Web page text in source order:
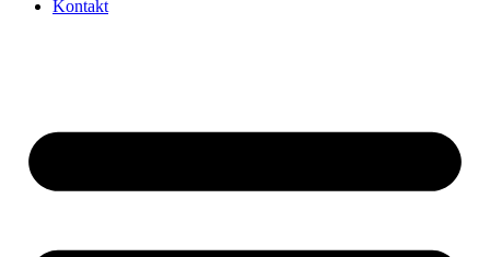
Kontakt